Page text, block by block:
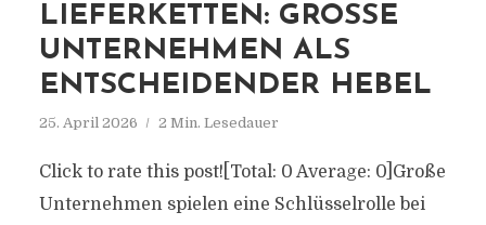
LIEFERKETTEN: GROSSE U
NTERNEHMEN ALS E
NTSCHEIDENDER HEBEL
25. April 2026 2 Min. Lesedauer
Click to rate this post![Total: 0 Average: 0]Große
Unternehmen spielen eine Schlüsselrolle bei